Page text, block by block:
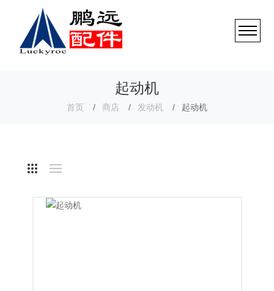
起动机
首页 商店 发动机 起动机